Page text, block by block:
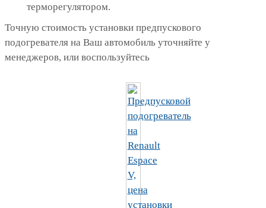
терморегулятором.
Точную стоимость установки предпускового
подогревателя на Ваш автомобиль уточняйте у
менеджеров, или воспользуйтесь